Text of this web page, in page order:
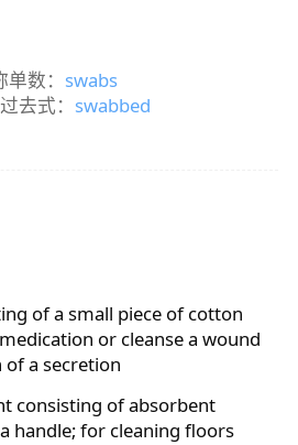
数： swabs
过去式： swabbed
of a small piece of cotton
or cleanse a wound
a secretion
consisting of absorbent
handle; for cleaning floors